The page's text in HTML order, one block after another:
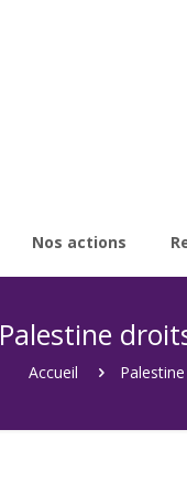
Nos actions
Palestine
Accueil